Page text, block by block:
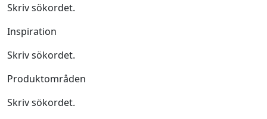
Skriv sökordet.
Inspiration
Skriv sökordet.
Produktområden
Skriv sökordet.